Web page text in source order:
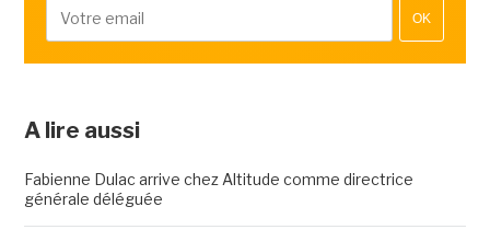
OK
A lire aussi
Fabienne Dulac arrive chez Altitude comme directrice
générale déléguée